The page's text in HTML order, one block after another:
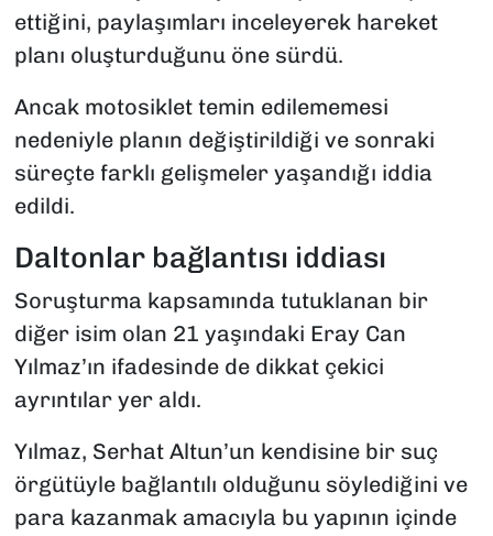
ettiğini, paylaşımları inceleyerek hareket
planı oluşturduğunu öne sürdü.
Ancak motosiklet temin edilememesi
nedeniyle planın değiştirildiği ve sonraki
süreçte farklı gelişmeler yaşandığı iddia
edildi.
Daltonlar bağlantısı iddiası
Soruşturma kapsamında tutuklanan bir
diğer isim olan 21 yaşındaki Eray Can
Yılmaz’ın ifadesinde de dikkat çekici
ayrıntılar yer aldı.
Yılmaz, Serhat Altun’un kendisine bir suç
örgütüyle bağlantılı olduğunu söylediğini ve
para kazanmak amacıyla bu yapının içinde